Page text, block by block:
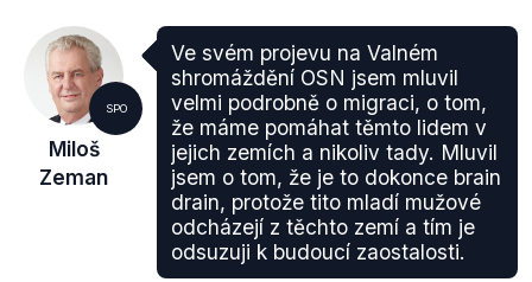
projednáváním zákona o referendu ve Federálním
shromáždění, jak dokládá tento námi ověřený
Drahoš prezentuje na svém oficiálním webu
Jiří Drahoš se jasně (stejně jako další čeští politici -
např.Andrej Babiš) staví proti uprchlickým kvótám.
Přerozdělování uprchlíků na základě kvót je
neúčinné a dokonce politicky škodlivé. V celé
střední a východní Evropě kvůli tomu roste
nedůvěra k samotnému projektu Evropské unie.“
Proti nelegální migraci Jiří Drahoš navrhuje řešení
(které je v zásadě podobné jakořešenísamotného
SPO
Miloš
Zeman
Ve svém projevu na Valném
shromáždění OSN jsem mluvil
velmi podrobně o migraci, o tom,
že máme pomáhat těmto lidem v
jejich zemích a nikoliv tady. Mluvil
jsem o tom, že je to dokonce brain
drain, protože tito mladí mužové
odcházejí z těchto zemí a tím je
odsuzuji k budoucí zaostalosti.